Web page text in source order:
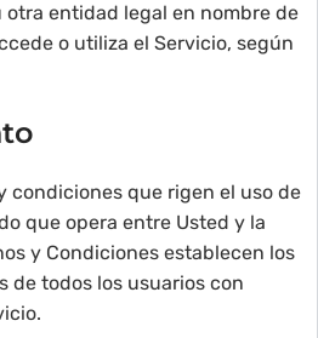
otra entidad legal en nombre de
o utiliza el Servicio, según
condiciones que rigen el uso de
que opera entre Usted y la
y Condiciones establecen los
de todos los usuarios con